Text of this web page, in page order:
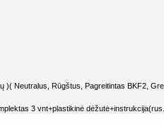
)( Neutralus, Rūgštus, Pagreitintas BKF2,
3 vnt+plastikinė